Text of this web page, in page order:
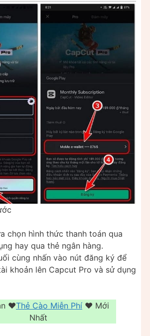
chọn hình thức thanh toán qua
hay qua thẻ ngân hàng.
cùng nhấn vào nút đăng ký để
khoản lên Capcut Pro và sử dụng
❤️️Thẻ Cào Miễn Phí ❤️ Mới
Nhất